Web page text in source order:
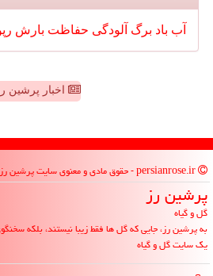
آب باد برگ آلودگی حفاظت بارش
اخبار پرشین
پرشین رز
گل و گیاه
به پرشین رز، جایی که گل ها فقط زیبا نیستند، بلکه
یک سایت گل و گیاه